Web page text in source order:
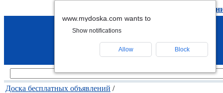
удалить
Доска бесплатных объявлений /
www.mydoska.com wants to
Show notifications
Allow Block